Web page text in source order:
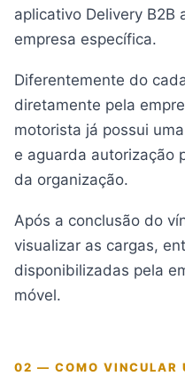
aplicativo Delivery B2B
empresa específica.
Diferentemente do
diretamente pela
motorista já possui
e aguarda autorização
da organização.
Após a conclusão do
visualizar as cargas,
disponibilizadas pela
móvel.
02 — COMO VINCULAR